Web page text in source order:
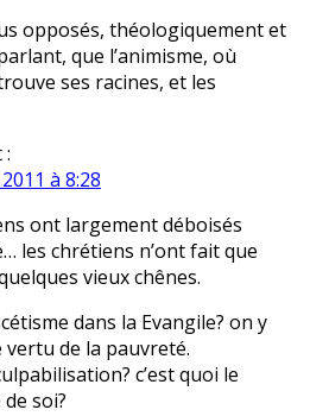
opposés, théologiquement et
que l’animisme, où
ses racines, et les
:
à 8:28
ont largement déboisés
les chrétiens n’ont fait que
vieux chênes.
dans la Evangile? on y
vertu de la pauvreté.
c’est quoi le
soi?